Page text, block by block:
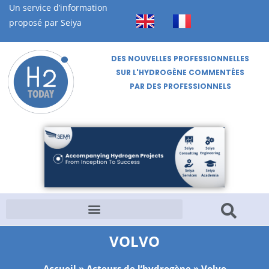
Un service d’information
proposé par Seiya
DES NOUVELLES PROFESSIONNELLES
SUR L'HYDROGÈNE COMMENTÉES
PAR DES PROFESSIONNELS
VOLVO